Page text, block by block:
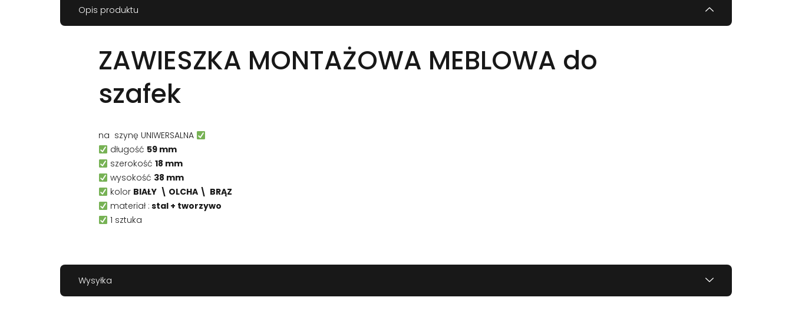
Opis produktu
ZAWIESZKA MONTAŻOWA MEBLOWA do
szafek
na szynę UNIWERSALNA
długość 59 mm
szerokość 18 mm
wysokość 38 mm
kolor BIAŁY \ OLCHA \ BRĄZ
materiał : stal + tworzywo
1 sztuka
Wysyłka